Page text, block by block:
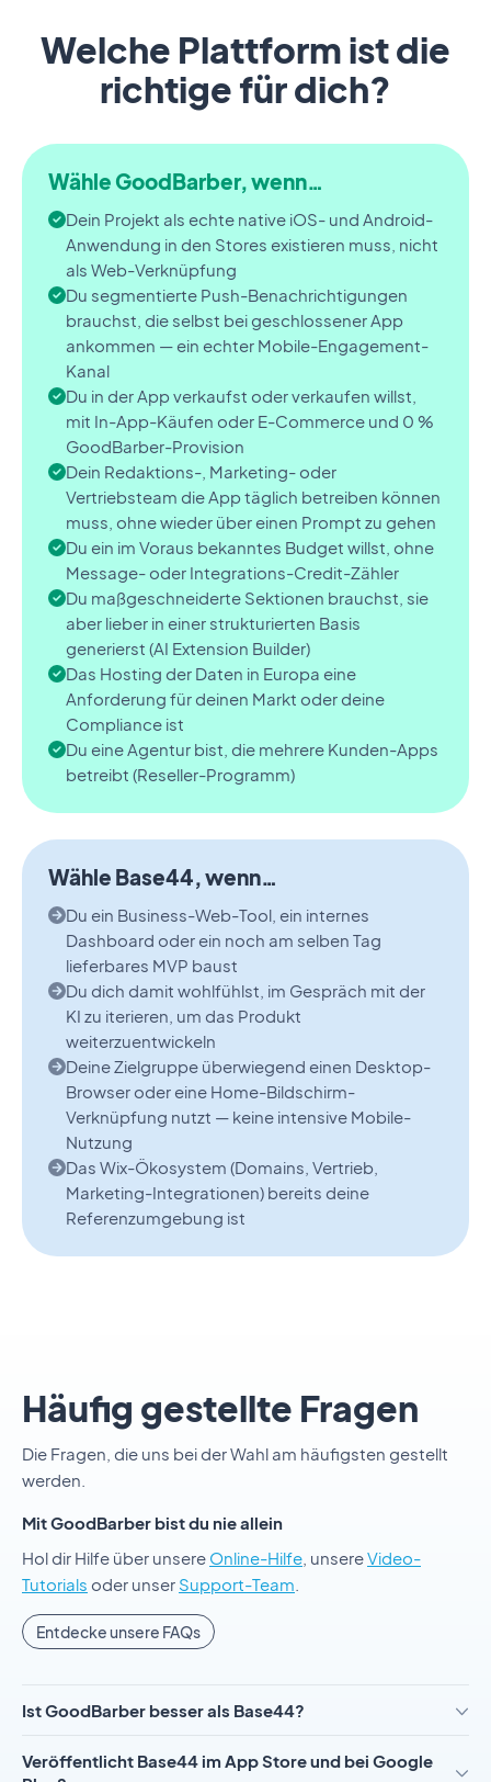
Welche Plattform ist die
richtige für dich?
Wähle GoodBarber, wenn…
Dein Projekt als echte native iOS- und Android-
Anwendung in den Stores existieren muss, nicht
als Web-Verknüpfung
Du segmentierte Push-Benachrichtigungen
brauchst, die selbst bei geschlossener App
ankommen — ein echter Mobile-Engagement-
Kanal
Du in der App verkaufst oder verkaufen willst,
mit In-App-Käufen oder E-Commerce und 0 %
GoodBarber-Provision
Dein Redaktions-, Marketing- oder
Vertriebsteam die App täglich betreiben können
muss, ohne wieder über einen Prompt zu gehen
Du ein im Voraus bekanntes Budget willst, ohne
Message- oder Integrations-Credit-Zähler
Du maßgeschneiderte Sektionen brauchst, sie
aber lieber in einer strukturierten Basis
generierst (AI Extension Builder)
Das Hosting der Daten in Europa eine
Anforderung für deinen Markt oder deine
Compliance ist
Du eine Agentur bist, die mehrere Kunden-Apps
betreibt (Reseller-Programm)
Wähle Base44, wenn…
Du ein Business-Web-Tool, ein internes
Dashboard oder ein noch am selben Tag
lieferbares MVP baust
Du dich damit wohlfühlst, im Gespräch mit der
KI zu iterieren, um das Produkt
weiterzuentwickeln
Deine Zielgruppe überwiegend einen Desktop-
Browser oder eine Home-Bildschirm-
Verknüpfung nutzt — keine intensive Mobile-
Nutzung
Das Wix-Ökosystem (Domains, Vertrieb,
Marketing-Integrationen) bereits deine
Referenzumgebung ist
Häufig gestellte Fragen
Die Fragen, die uns bei der Wahl am häufigsten gestellt
werden.
Mit GoodBarber bist du nie allein
Hol dir Hilfe über unsere Online-Hilfe , unsereVideo-
Tutorials oder unser Support-Team
Entdecke unsere FAQs
Ist GoodBarber besser als Base44?
Veröffentlicht Base44 im App Store und bei Google